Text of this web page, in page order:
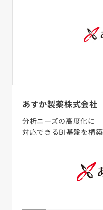
あすか製薬株式会社
分析ニーズの高度化に
対応できるBI基盤を構築